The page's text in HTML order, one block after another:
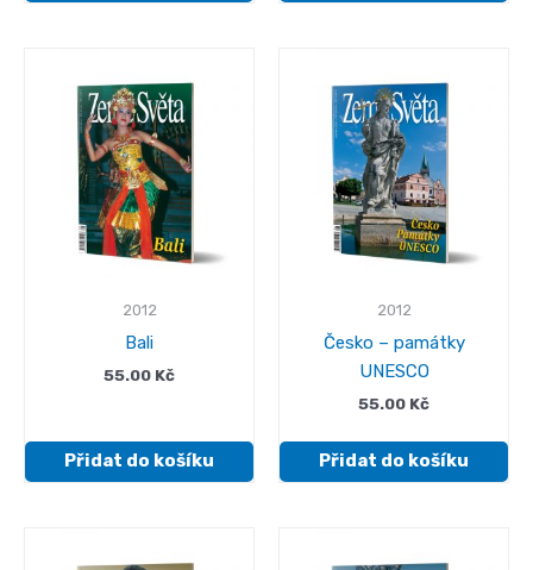
2012
Bali
55.00 Kč
Přidat do košíku
2012
Česko – památky
UNESCO
55.00 Kč
Přidat do košíku